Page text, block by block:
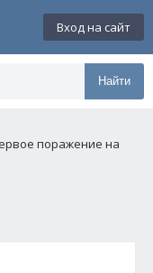
Вход на сайт
Найти
поражение на